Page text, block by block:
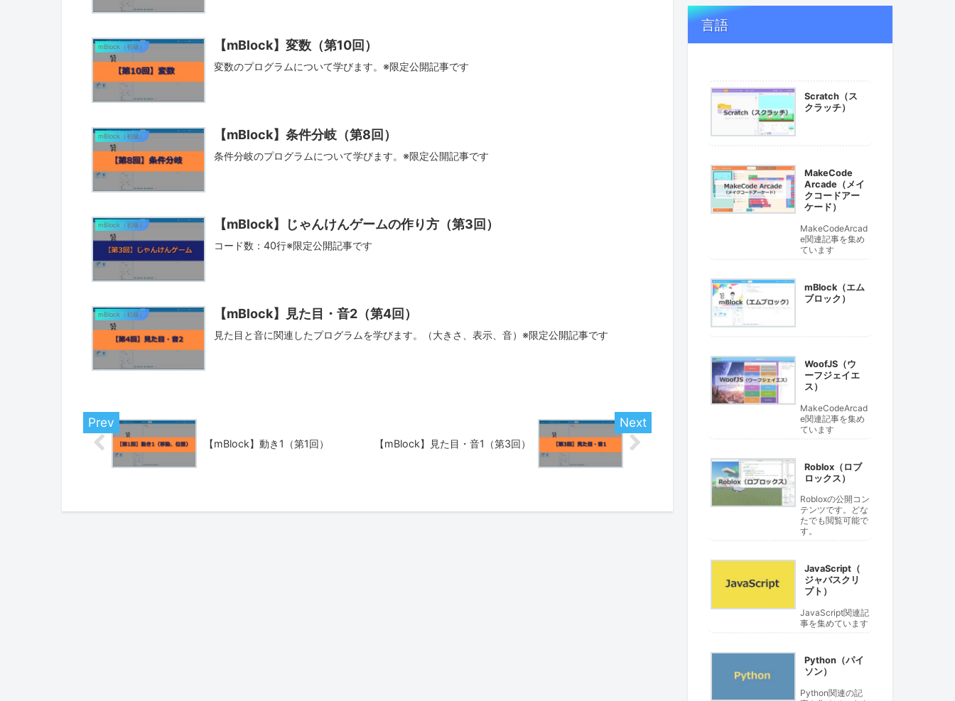
mBlock（初級） 【mBlock】変数（第10回）
変数のプログラムについて学びます。※限定公開記事です
mBlock（初級） 【mBlock】条件分岐（第8回）
条件分岐のプログラムについて学びます。※限定公開記事です
mBlock（初級） 【mBlock】じゃんけんゲームの作り方（第3回）
コード数：40行※限定公開記事です
mBlock（初級） 【mBlock】見た目・音2（第4回）
見た目と音に関連したプログラムを学びます。（大きさ、表示、音）※限定公開記事です
【mBlock】動き1（第1回） 【mBlock】見た目・音1（第3回）
言語
Scratch（ス
クラッチ）
MakeCode
Arcade（メイ
クコードアー
ケード）
MakeCodeArcad
e関連記事を集め
ています
mBlock（エム
ブロック）
WoofJS（ウ
ーフジェイエ
ス）
MakeCodeArcad
e関連記事を集め
ています
Roblox（ロブ
ロックス）
Robloxの公開コン
テンツです。どな
たでも閲覧可能で
す。
JavaScript（
ジャバスクリ
プト）
JavaScript関連記
事を集めています
Python（パイ
ソン）
Python関連の記